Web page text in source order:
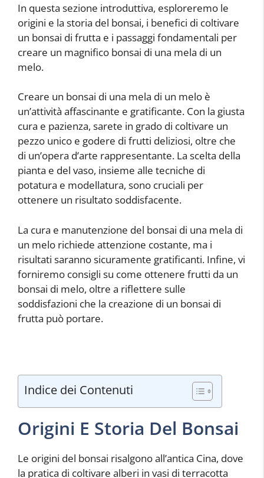
In questa sezione introduttiva, esploreremo le
origini e la storia del bonsai, i benefici di coltivare
un bonsai di frutta e i passaggi fondamentali per
creare un magnifico bonsai di una mela di un
melo.
Creare un bonsai di una mela di un melo è
un’attività affascinante e gratificante. Con la giusta
cura e pazienza, sarete in grado di coltivare un
pezzo unico e godere di frutti deliziosi, oltre che
di un’opera d’arte rappresentante. La scelta della
pianta e del vaso, insieme alle tecniche di
potatura e modellatura, sono cruciali per
ottenere un risultato soddisfacente.
La cura e manutenzione del bonsai di una mela di
un melo richiede attenzione costante, ma i
risultati saranno sicuramente gratificanti. Infine, vi
forniremo consigli su come ottenere frutti da un
bonsai di melo, oltre a riflettere sulle
soddisfazioni che la creazione di un bonsai di
frutta può portare.
Indice dei Contenuti
Origini E Storia Del Bonsai
Le origini del bonsai risalgono all’antica Cina, dove
la pratica di coltivare alberi in vasi di terracotta